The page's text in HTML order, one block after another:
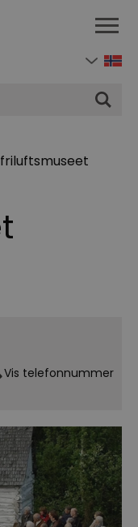
Vis telefonnummer